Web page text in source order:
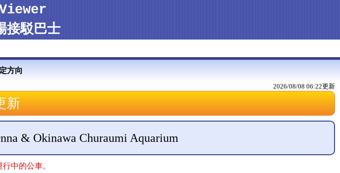
接駁巴士
方向
2026/08/08 06:22更新
& Okinawa Churaumi Aquarium
中的公車。